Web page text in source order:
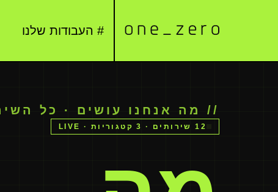
# העבודות שלנו
// מה אנחנו עושים · כל
12 שירותים · 3 קטגוריות · LIVE